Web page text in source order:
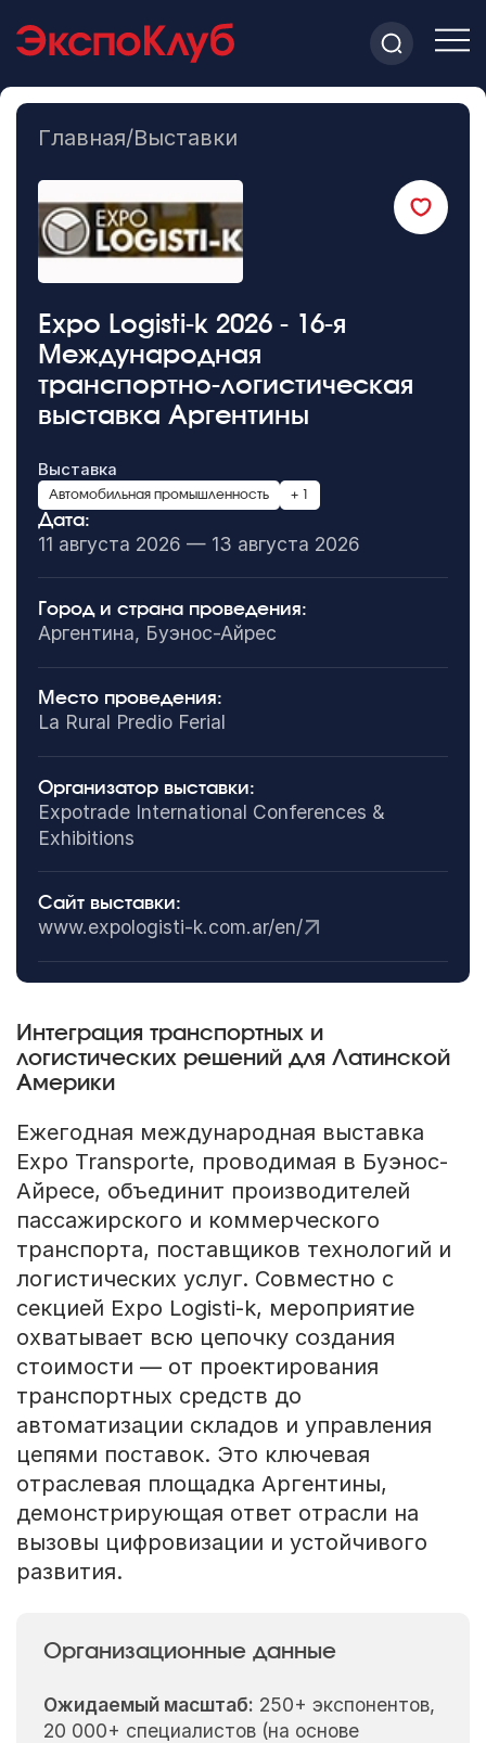
Главная/Выставки
Expo Logisti-k 2026 - 16-я
Международная
транспортно-логистическая
выставка Аргентины
Выставка
Автомобильная промышленность + 1
Дата:
11 августа 2026 — 13 августа 2026
Город и страна проведения:
Аргентина, Буэнос-Айрес
Место проведения:
La Rural Predio Ferial
Организатор выставки:
Expotrade International Conferences &
Exhibitions
Сайт выставки:
www.expologisti-k.com.ar/en/
Интеграция транспортных и
логистических решений для Латинской
Америки
Ежегодная международная выставка
Expo Transporte, проводимая в Буэнос-
Айресе, объединит производителей
пассажирского и коммерческого
транспорта, поставщиков технологий и
логистических услуг. Совместно с
секцией Expo Logisti-k, мероприятие
охватывает всю цепочку создания
стоимости — от проектирования
транспортных средств до
автоматизации складов и управления
цепями поставок. Это ключевая
отраслевая площадка Аргентины,
демонстрирующая ответ отрасли на
вызовы цифровизации и устойчивого
развития.
Организационные данные
Ожидаемый масштаб: 250+ экспонентов,
20 000+ специалистов (на основе